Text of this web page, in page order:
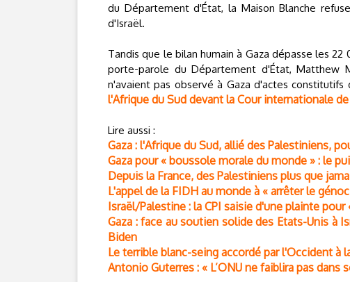
du Département d'État, la Maison Blanche
d'Israël.
Tandis que le bilan humain à Gaza dépasse les
porte-parole du Département d'État, Matthew
n'avaient pas observé à Gaza d'actes constitutifs
l'Afrique du Sud devant la Cour internationale de
Lire aussi :
Gaza : l'Afrique du Sud, allié des Palestiniens,
Gaza pour « boussole morale du monde » : le
Depuis la France, des Palestiniens plus que
L'appel de la FIDH au monde à « arrêter le
Israël/Palestine : la CPI saisie d'une plainte pour
Gaza : face au soutien solide des Etats-Unis à
Biden
Le terrible blanc-seing accordé par l'Occident à
Antonio Guterres : « L’ONU ne faiblira pas